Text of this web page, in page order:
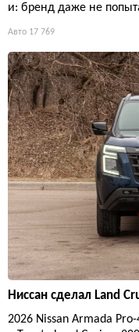
и: бренд даже не
Авто 17 769
Ниссан сделал Land
2026 Nissan Armada